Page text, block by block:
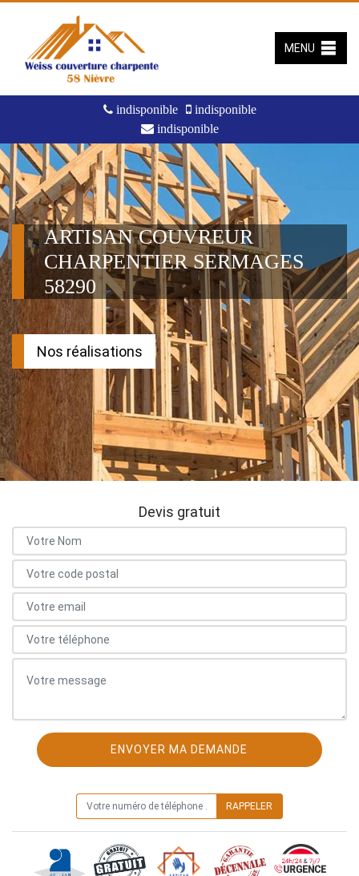
indisponible
indisponible
indisponible
MENU
ARTISAN COUVREUR
CHARPENTIER SERMAGES
58290
Nos réalisations
Devis gratuit